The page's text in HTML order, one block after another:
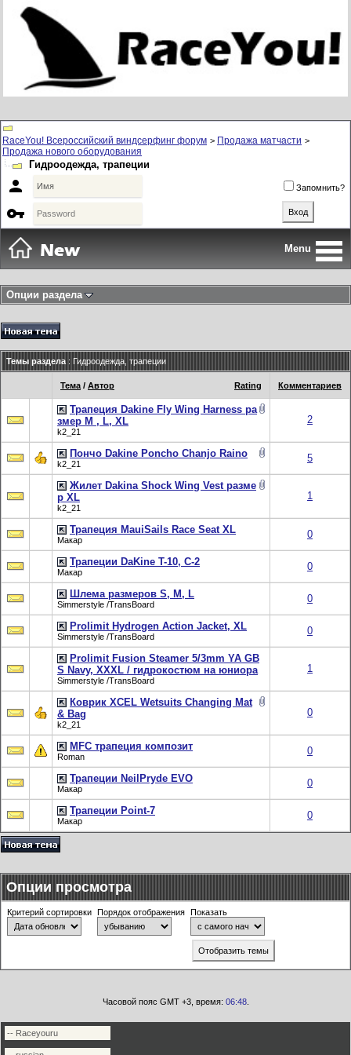
RaceYou! Всероссийский виндсерфинг форум > Продажа матчасти >
Продажа нового оборудования
Гидроодежда, трапеции
 Запомнить?

Menu
Опции раздела
Темы раздела : Гидроодежда, трапеции
Rating
Тема / Автор Комментариев
Трапеция Dakine Fly Wing Harness ра
змер M , L, XL
k2_21
2
Пончо Dakine Poncho Chanjo Raino
k2_21 5
Жилет Dakina Shock Wing Vest разме
р XL
k2_21
1
Трапеция MauiSails Race Seat XL
Макар 0
Трапеции DaKine T-10, C-2
Макар 0
Шлема размеров S, M, L
Simmerstyle /TransBoard 0
Prolimit Hydrogen Action Jacket, XL
Simmerstyle /TransBoard 0
Prolimit Fusion Steamer 5/3mm YA GB
S Navy, XXXL / гидрокостюм на юниора
Simmerstyle /TransBoard
1
Коврик XCEL Wetsuits Changing Mat
& Bag
k2_21
0
MFC трапеция композит
Roman 0
Трапеции NeilPryde EVO
Макар 0
Трапеции Point-7
Макар 0
Опции просмотра
Критерий сортировки Порядок отображения Показать
Часовой пояс GMT +3, время: 06:48.